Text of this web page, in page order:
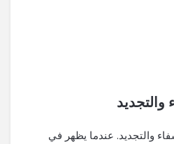
والتجديد
والتجديد. عندما يظهر في